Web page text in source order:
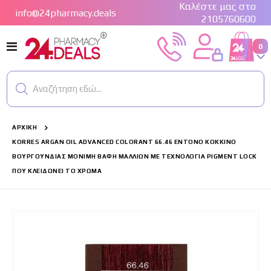
info@24pharmacy.deals
Καλέστε μας στο
2105760600
Εναλλαγή
Πλοήγησης
Cart
0
Αναζήτηση εδώ...
ΑΡΧΙΚΉ
KORRES ARGAN OIL ADVANCED COLORANT 66.46 ΈΝΤΟΝΟ ΚΌΚΚΙΝΟ
ΒΟΥΡΓΟΥΝΔΊΑΣ ΜΌΝΙΜΗ ΒΑΦΉ ΜΑΛΛΙΏΝ ΜΕ ΤΕΧΝΟΛΟΓΊΑ PIGMENT LOCK
ΠΟΥ ΚΛΕΙΔΏΝΕΙ ΤΟ ΧΡΏΜΑ